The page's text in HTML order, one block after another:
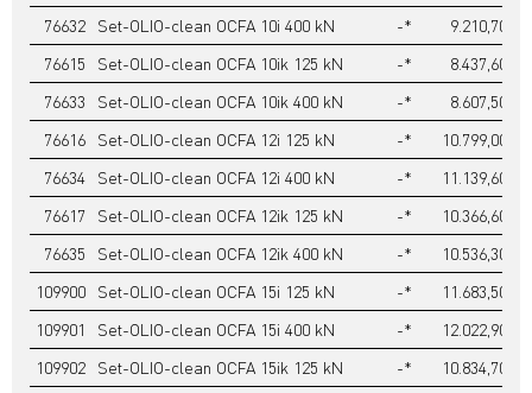
76632
Set-OLIO-clean OCFA 10i 400 kN -*
9.210,70
76615
Set-OLIO-clean OCFA 10ik 125 kN -*
8.437,60
76633
Set-OLIO-clean OCFA 10ik 400 kN -*
8.607,50
76616
Set-OLIO-clean OCFA 12i 125 kN -*
10.799,00
76634
Set-OLIO-clean OCFA 12i 400 kN -*
11.139,60
76617
Set-OLIO-clean OCFA 12ik 125 kN -*
10.366,60
76635
Set-OLIO-clean OCFA 12ik 400 kN -*
10.536,30
109900
Set-OLIO-clean OCFA 15i 125 kN -*
11.683,50
109901
Set-OLIO-clean OCFA 15i 400 kN -*
12.022,90
109902
Set-OLIO-clean OCFA 15ik 125 kN -*
10.834,70